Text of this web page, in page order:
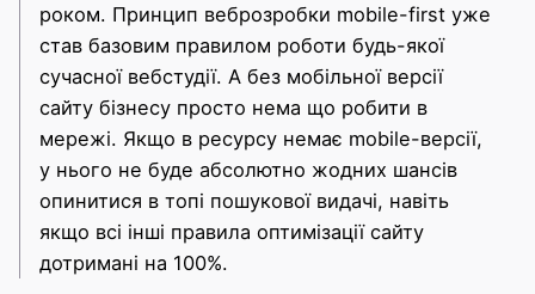
роком. Принцип веброзробки mobile-first уже
став базовим правилом роботи будь-якої
сучасної вебстудії. А без мобільної версії
сайту бізнесу просто нема що робити в
мережі. Якщо в ресурсу немає mobile-версії,
у нього не буде абсолютно жодних шансів
опинитися в топі пошукової видачі, навіть
якщо всі інші правила оптимізації сайту
дотримані на 100%.